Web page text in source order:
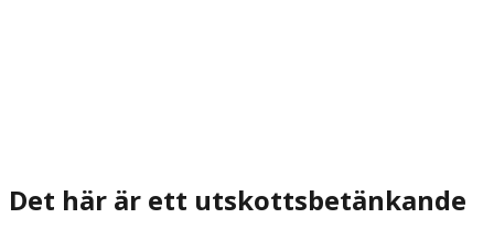
Det här är ett utskottsbetänkande